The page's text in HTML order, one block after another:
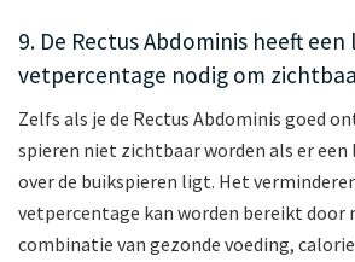
9. De Rectus Abdominis heeft een
vetpercentage nodig om
Zelfs als je de Rectus Abdominis goed
spieren niet zichtbaar worden als er
over de buikspieren ligt. Het
vetpercentage kan worden bereikt door
combinatie van gezonde voeding,